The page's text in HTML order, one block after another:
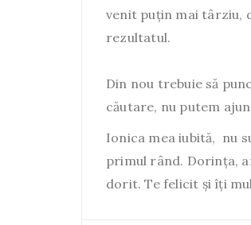
venit puțin mai târziu,
rezultatul.
Din nou trebuie să
căutare, nu putem
Ionica mea iubită, nu
primul rând. Dorința,
dorit. Te felicit și îți